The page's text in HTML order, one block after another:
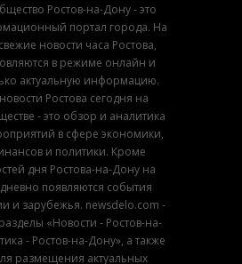
Ростов-на-Дону - это
портал города. На
новости часа Ростова,
в режиме онлайн и
актуальную информацию.
Ростова сегодня на
- это обзор и аналитика
в сфере экономики,
и политики. Кроме
дня Ростова-на-Дону на
появляются события
и зарубежья. newsdelo.com -
«Новости - Ростов-на-
- Ростов-на-Дону», а также
размещения актуальных